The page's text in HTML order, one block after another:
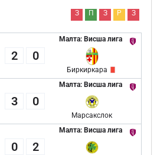
З П З Р З
Малта: Висша лига
2 0
Биркиркара
Малта: Висша лига
3 0
Марсакслок
Малта: Висша лига
0 2